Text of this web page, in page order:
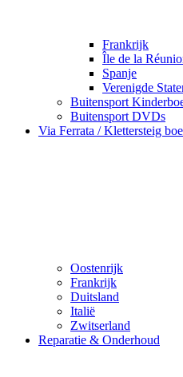
Frankrijk
Île de la
Spanje
Verenigde
Buitensport
Buitensport DVDs
Via Ferrata / Klettersteig
Oostenrijk
Frankrijk
Duitsland
Italië
Zwitserland
Reparatie & Onderhoud